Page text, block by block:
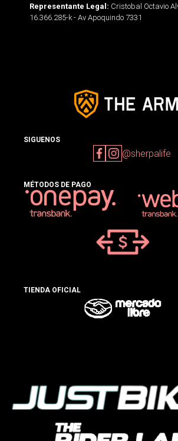
Representante Legal: Cristobal Octavio
16.366.285-k - Av Apoquindo 7331
SIGUENOS
@sherpalife
MÉTODOS DE PAGO
TIENDA OFICIAL